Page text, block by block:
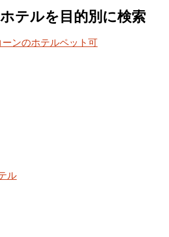
テルを目的別に検索
ーンのホテルペット可
ル